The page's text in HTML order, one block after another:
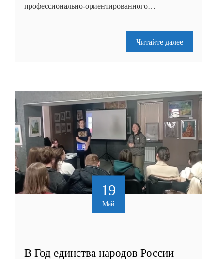
профессионально-ориентированного…
Читайте далее
19
Май
В Год единства народов России